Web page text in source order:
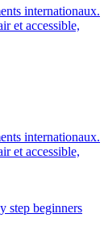
internationaux.
et accessible,
internationaux.
et accessible,